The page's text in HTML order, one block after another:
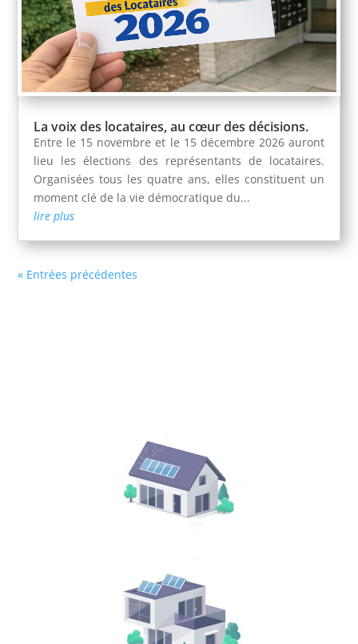
La voix des locataires, au cœur des décisions.
Entre le 15 novembre et le 15 décembre 2026 auront
lieu les élections des représentants de locataires.
Organisées tous les quatre ans, elles constituent un
moment clé de la vie démocratique du...
lire plus
« Entrées précédentes